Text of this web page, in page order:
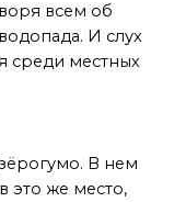
всем об
И слух
среди местных
В нем
это же место,